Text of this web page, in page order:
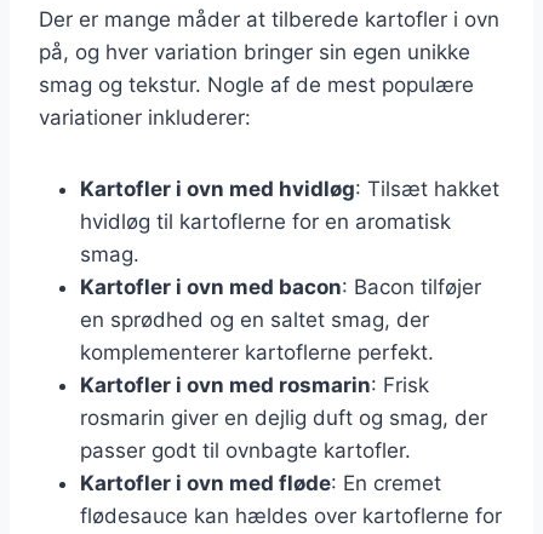
Der er mange måder at tilberede kartofler i ovn
på, og hver variation bringer sin egen unikke
smag og tekstur. Nogle af de mest populære
variationer inkluderer:
Kartofler i ovn med hvidløg: Tilsæt hakket
hvidløg til kartoflerne for en aromatisk
smag.
Kartofler i ovn med bacon: Bacon tilføjer
en sprødhed og en saltet smag, der
komplementerer kartoflerne perfekt.
Kartofler i ovn med rosmarin: Frisk
rosmarin giver en dejlig duft og smag, der
passer godt til ovnbagte kartofler.
Kartofler i ovn med fløde: En cremet
flødesauce kan hældes over kartoflerne for